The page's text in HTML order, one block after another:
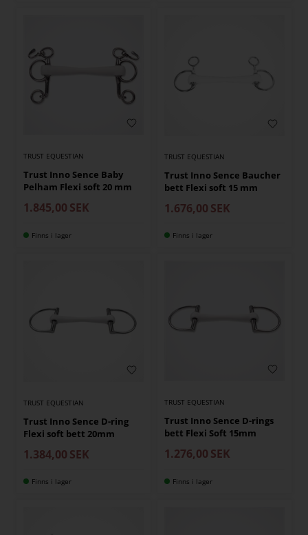
TRUST EQUESTIAN
Trust Inno Sence Baby
Pelham Flexi soft 20 mm
1.845,00 SEK
Finns i lager
TRUST EQUESTIAN
Trust Inno Sence Baucher
bett Flexi soft 15 mm
1.676,00 SEK
Finns i lager
TRUST EQUESTIAN
Trust Inno Sence D-ring
Flexi soft bett 20mm
1.384,00 SEK
Finns i lager
TRUST EQUESTIAN
Trust Inno Sence D-rings
bett Flexi Soft 15mm
1.276,00 SEK
Finns i lager